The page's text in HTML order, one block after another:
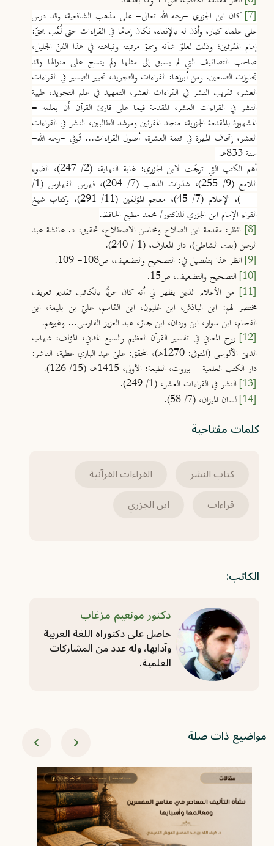
[7]
كان ابن الجزري -رحمه الله تعالى- على مذهب الشافعية، وقد درس
على علماء كبار، وأذن له بالإفتاء، فكان إمامًا في القراءات حتى لُقّب بحقّ:
إمام المقرئين؛ وذلك لعلوّ شأنه وسموّ مرتبته ونباهته في هذا الفنّ الجليل،
صاحب التصانيف التي لم يسبق إلى مثلها ولم ينسج على منوالها وقد
تجاوزت التسعين. ومن أبرزها: القراءات والتجويد، تحبير التيسير في القراءات
العشر، تقريب النشر في القراءات العشر، التمهيد في علم التجويد، طيبة
النشر في القراءات العشر، المقدمة فيما على قارئ القرآن أن يعلمه =
المشهورة بالمقدمة الجزرية، منجد المقرئين ومرشد الطالبين، النشر في القراءات
العشر، إتحاف المهرة في تتمة العشرة، أصول القراءات... تُوفي -رحمه الله-
سنة 833هـ.
أهم الكتب التي ترجَمت لابن الجزري: غاية النهاية، (2/ 247)، الضوء
اللامع (9/ 255)، شذرات الذهب (7/ 204)، فهرس الفهارس (1/
233)، الإعلام (7/ 45)، معجم المؤلفين (11/ 291)، وكتاب شيخ
القراء الإمام ابن الجزري للدكتور/ محمد مطيع الحافظ.
[8]
انظر: مقدمة ابن الصلاح ومحاسن الاصطلاح، تحقيق: د. عائشة عبد
الرحمن (بنت الشاطئ)، دار المعارف، (1 / 240).
[9]
انظر هذا بتفصيل في: التصحيح والتضعيف، ص108- 109.
[10]
التصحيح والتضعيف، ص15.
[11]
من الأعلام الذين يظهر لي أنه كان حريًّا بالكاتب تقديم تعريف
مختصر لهم: ابن الباذش، ابن غلبون، ابن القاسم، عليّ بن بليمة، ابن
الفحام، ابن سوار، ابن وردان، ابن جماز، عبد العزيز الفارسي... وغيرهم.
[12]
روح المعاني في تفسير القرآن العظيم والسبع المثاني، المؤلف: شهاب
الدين الآلوسي (المتوفى: 1270هـ)، المحقق: عليّ عبد الباري عطية، الناشر:
دار الكتب العلمية - بيروت، الطبعة: الأولى، 1415هـ، (15/ 126).
[13]
النشر في القراءات العشر، (1/ 249).
[14]
لسان الميزان، (7/ 58).
كلمات مفتاحية
كتاب النشر
القراءات القرآنية
قراءات
ابن الجزري
الكاتب:
دكتور مونعيم مزغاب
حاصل على دكتوراه اللغة العربية
وآدابها، وله عدد من المشاركات
العلمية.
مواضيع ذات صلة